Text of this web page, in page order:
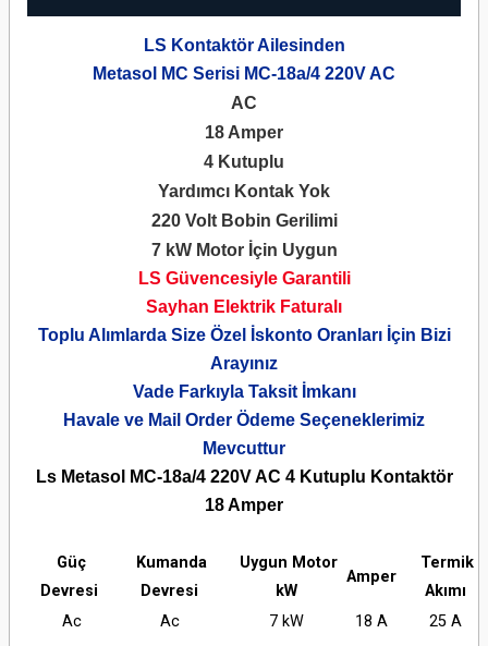
LS Kontaktör Ailesinden
Metasol MC Serisi MC-18a/4 220V AC
AC
18 Amper
4 Kutuplu
Yardımcı Kontak Yok
220 Volt Bobin Gerilimi
7 kW Motor İçin Uygun
LS Güvencesiyle Garantili
Sayhan Elektrik Faturalı
Toplu Alımlarda Size Özel İskonto Oranları İçin Bizi
Arayınız
Vade Farkıyla Taksit İmkanı
Havale ve Mail Order Ödeme Seçeneklerimiz
Mevcuttur
Ls Metasol MC-18a/4 220V AC 4 Kutuplu Kontaktör
18 Amper
Güç
Devresi
Kumanda
Devresi
Uygun Motor
kW
Amper
Termik
Akımı
Ac
Ac 7 kW 18 A 25 A